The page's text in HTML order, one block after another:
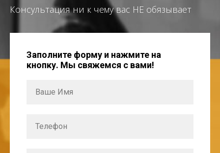
Консультация ни к чему вас НЕ обязывает
Заполните форму и нажмите на
кнопку. Мы свяжемся с вами!